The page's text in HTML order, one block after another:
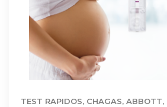
TEST RAPIDOS, CHAGAS, ABBOTT,